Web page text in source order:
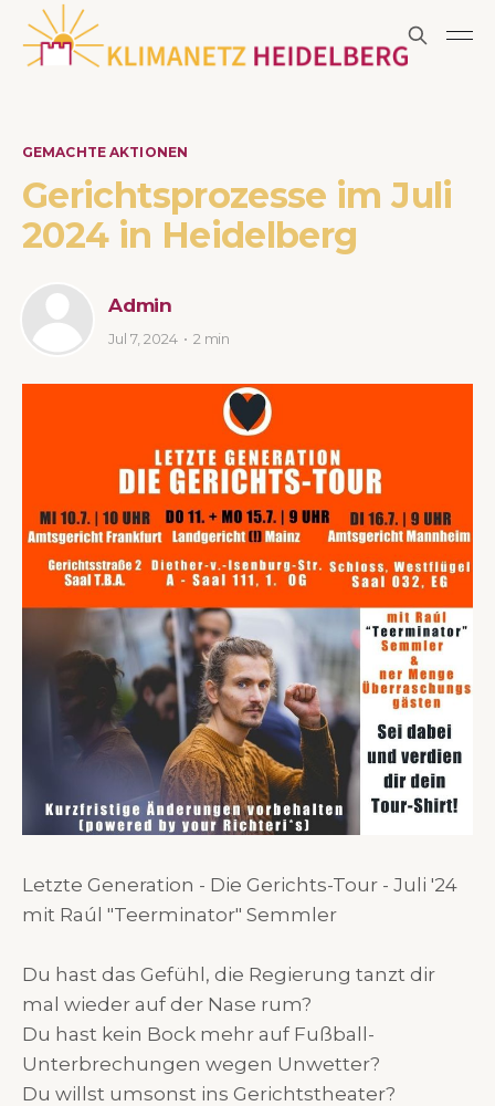
GEMACHTE AKTIONEN
Gerichtsprozesse im Juli
2024 in Heidelberg
Admin
Jul 7, 2024 2 min
Letzte Generation - Die Gerichts-Tour - Juli '24
mit Raúl "Teerminator" Semmler
Du hast das Gefühl, die Regierung tanzt dir
mal wieder auf der Nase rum?
Du hast kein Bock mehr auf Fußball-
Unterbrechungen wegen Unwetter?
Du willst umsonst ins Gerichtstheater?